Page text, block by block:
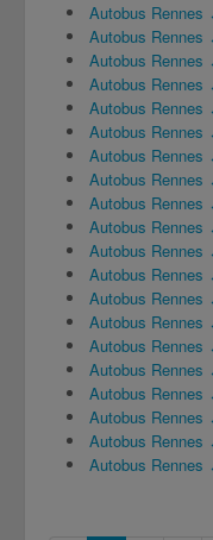
Autobus Rennes
Autobus
Autobus Rennes
Autobus Rennes
Autobus
Autobus
Autobus Rennes
Autobus Rennes
Autobus Rennes
Autobus Rennes
Autobus Rennes
Autobus
Autobus
Autobus
Autobus Rennes
Autobus Rennes
Autobus
Autobus Rennes
Autobus
Autobus Rennes